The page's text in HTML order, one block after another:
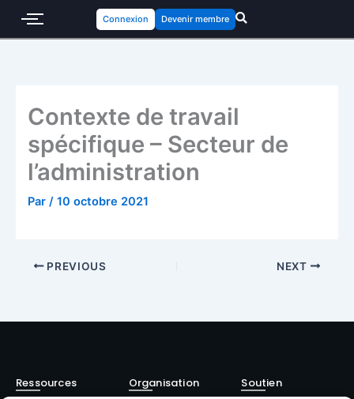
Connexion Devenir membre
Contexte de travail
spécifique – Secteur de
l’administration
Par / 10 octobre 2021
PREVIOUS NEXT
Ressources
Organisation
Soutien